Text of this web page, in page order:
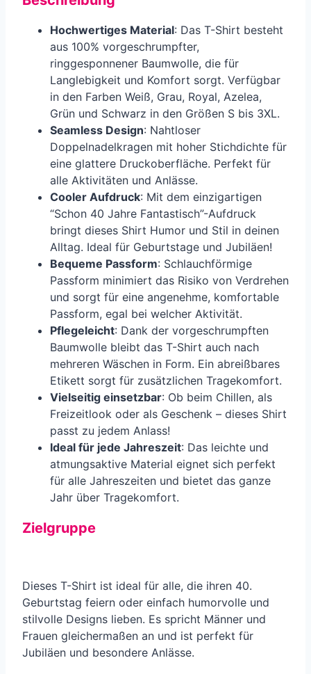
Hochwertiges Material: Das T-Shirt besteht
aus 100% vorgeschrumpfter,
ringgesponnener Baumwolle, die für
Langlebigkeit und Komfort sorgt. Verfügbar
in den Farben Weiß, Grau, Royal, Azelea,
Grün und Schwarz in den Größen S bis 3XL.
Seamless Design: Nahtloser
Doppelnadelkragen mit hoher Stichdichte für
eine glattere Druckoberfläche. Perfekt für
alle Aktivitäten und Anlässe.
Cooler Aufdruck: Mit dem einzigartigen
“Schon 40 Jahre Fantastisch”-Aufdruck
bringt dieses Shirt Humor und Stil in deinen
Alltag. Ideal für Geburtstage und Jubiläen!
Bequeme Passform: Schlauchförmige
Passform minimiert das Risiko von Verdrehen
und sorgt für eine angenehme, komfortable
Passform, egal bei welcher Aktivität.
Pflegeleicht: Dank der vorgeschrumpften
Baumwolle bleibt das T-Shirt auch nach
mehreren Wäschen in Form. Ein abreißbares
Etikett sorgt für zusätzlichen Tragekomfort.
Vielseitig einsetzbar: Ob beim Chillen, als
Freizeitlook oder als Geschenk – dieses Shirt
passt zu jedem Anlass!
Ideal für jede Jahreszeit: Das leichte und
atmungsaktive Material eignet sich perfekt
für alle Jahreszeiten und bietet das ganze
Jahr über Tragekomfort.
Zielgruppe
Dieses T-Shirt ist ideal für alle, die ihren 40.
Geburtstag feiern oder einfach humorvolle und
stilvolle Designs lieben. Es spricht Männer und
Frauen gleichermaßen an und ist perfekt für
Jubiläen und besondere Anlässe.